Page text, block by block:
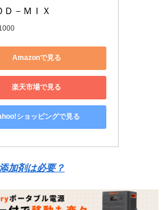
Ｄ－ＭＩＸ
Amazonで見る
楽天市場で見る
ショッピングで見る
加剤は必要？